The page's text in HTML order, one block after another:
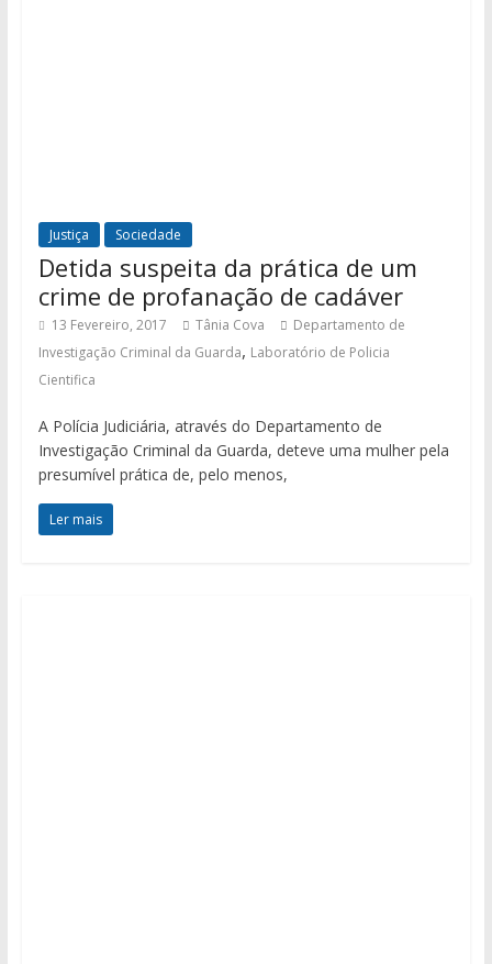
Justiça Sociedade
Detida suspeita da prática de um
crime de profanação de cadáver
13 Fevereiro, 2017 Tânia Cova
Departamento de
Investigação Criminal da Guarda, Laboratório de Policia
Cientifica
A Polícia Judiciária, através do Departamento de
Investigação Criminal da Guarda, deteve uma mulher pela
presumível prática de, pelo menos,
Ler mais